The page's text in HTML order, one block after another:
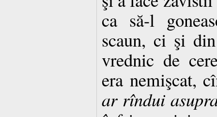
ca să-l
scaun, ci şi
vrednic de
era nemişcat,
ar rîndui